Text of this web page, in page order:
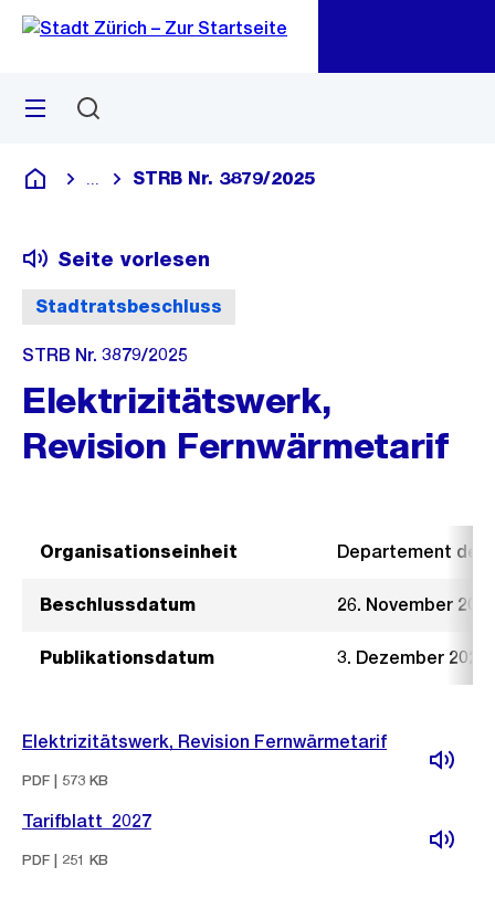
Navigation
Sprunglink
Menü
Deutsch
Blende alle Breadcrumbs ein
STRB Nr. 3879/2025
Stadtratsbeschluss
Seite vorlesen
STRB Nr. 3879/2025
Elektrizitätswerk,
Revision Fernwärmetarif
Organisationseinheit Departement der
Beschlussdatum 26. November
Publikationsdatum 3. Dezember 2025
Elektrizitätswerk, Revision Fernwärmetarif
PDF | 573 KB
Tarifblatt_2027
PDF | 251 KB